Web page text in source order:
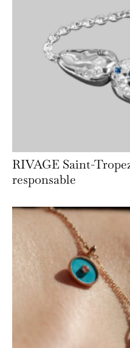
RIVAGE Saint-
responsable